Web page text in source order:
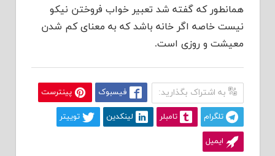
همانطور که گفته شد تعبیر خواب فروختن نیکو
نیست خاصه اگر خانه باشد که به معنای کم شدن
معیشت و روزی است.
به اشتراک بگذارید: فیسبوک پینترست
تلگرام تامبلر لینکدین توییتر
ایمیل